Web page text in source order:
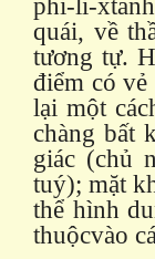
phi-li-
quái, về
tương tự.
điểm có
lại một
chàng bất
giác (chủ
tuý); mặt
thể hình
thuộcvào